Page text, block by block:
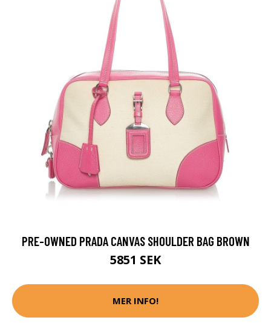
PRE-OWNED PRADA CANVAS SHOULDER BAG BROWN
5851 SEK
MER INFO!